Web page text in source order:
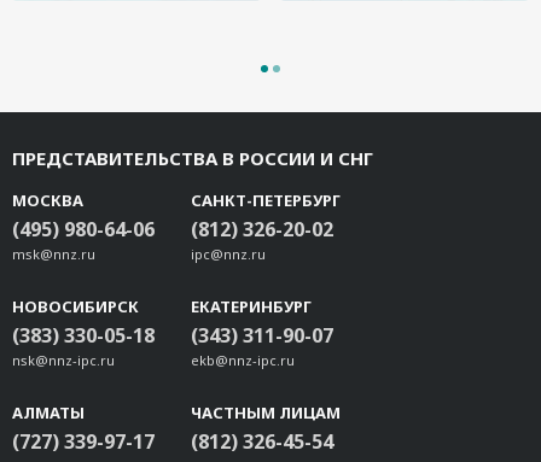
ПРЕДСТАВИТЕЛЬСТВА В РОССИИ И СНГ
МОСКВА
(495) 980-64-06
msk@nnz.ru
САНКТ-ПЕТЕРБУРГ
(812) 326-20-02
ipc@nnz.ru
НОВОСИБИРСК
(383) 330-05-18
nsk@nnz-ipc.ru
ЕКАТЕРИНБУРГ
(343) 311-90-07
ekb@nnz-ipc.ru
АЛМАТЫ
(727) 339-97-17
ЧАСТНЫМ ЛИЦАМ
(812) 326-45-54